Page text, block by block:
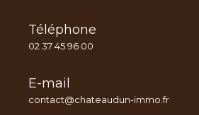
Téléphone
02 37 45 96 00
E-mail
contact@chateaudun-immo.fr